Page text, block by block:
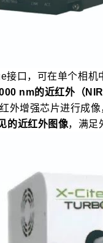
接口，可在单个相机
nm的近红外（
外增强芯片进行成像
的近红外图像，满足